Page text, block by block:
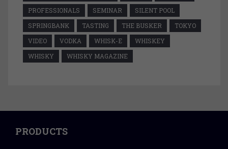
PROFESSIONALS
SEMINAR
SILENT POOL
SPRINGBANK
TASTING THE BUSKER
TOKYO
VIDEO
VODKA WHISK-E
WHISKEY
WHISKY
WHISKY MAGAZINE
PRODUCTS